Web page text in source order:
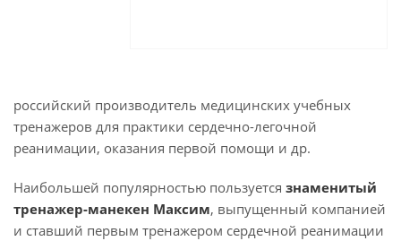
российский производитель медицинских учебных
тренажеров для практики сердечно-легочной
реанимации, оказания первой помощи и др.
Наибольшей популярностью пользуется знаменитый
тренажер-манекен Максим, выпущенный компанией
и ставший первым тренажером сердечной реанимации